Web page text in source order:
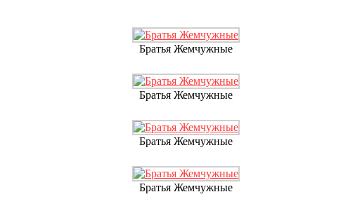
Братья Жемчужные
Братья Жемчужные
Братья Жемчужные
Братья Жемчужные